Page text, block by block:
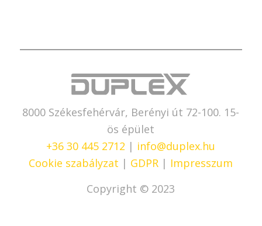
8000 Székesfehérvár, Berényi út 72-100. 15-
ös épület
+36 30 445 2712 | info@duplex.hu
Cookie szabályzat | GDPR | Impresszum
Copyright © 2023